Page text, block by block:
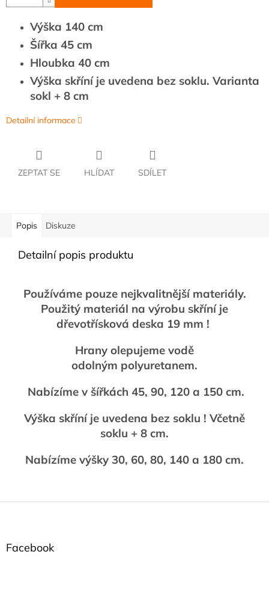
Výška 140 cm
Šířka 45 cm
Hloubka 40 cm
Výška skříní je uvedena bez soklu. Varianta
sokl + 8 cm
Detailní informace
ZEPTAT SE HLÍDAT SDÍLET
Popis Diskuze
Detailní popis produktu
Používáme pouze nejkvalitnější materiály.
Použitý materiál na výrobu skříní je
dřevotřísková deska 19 mm !
Hrany olepujeme vodě
odolným polyuretanem.
Nabízíme v šířkách 45, 90, 120 a 150 cm.
Výška skříní je uvedena bez soklu ! Včetně
soklu + 8 cm.
Nabízíme výšky 30, 60, 80, 140 a 180 cm.
Z
Facebook